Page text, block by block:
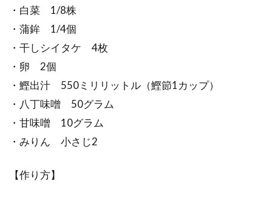
・白菜 1/8株
・蒲鉾 1/4個
・干しシイタケ 4枚
・卵 2個
・鰹出汁 550ミリリットル（鰹節1カップ）
・八丁味噌 50グラム
・甘味噌 10グラム
・みりん 小さじ2
【作り方】